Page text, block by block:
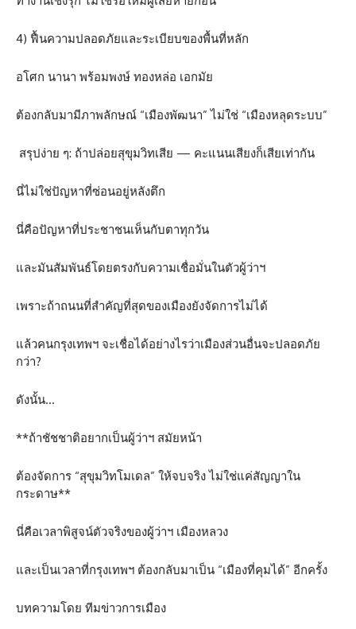
4) ฟื้นความปลอดภัยและระเบียบของพื้นที่หลัก
อโศก นานา พร้อมพงษ์ ทองหล่อ เอกมัย
ต้องกลับมามีภาพลักษณ์ “เมืองพัฒนา” ไม่ใช่ “เมืองหลุดระบบ”
สรุปง่าย ๆ: ถ้าปล่อยสุขุมวิทเสีย — คะแนนเสียงก็เสียเท่ากัน
นี่ไม่ใช่ปัญหาที่ซ่อนอยู่หลังตึก
นี่คือปัญหาที่ประชาชนเห็นกับตาทุกวัน
และมันสัมพันธ์โดยตรงกับความเชื่อมั่นในตัวผู้ว่าฯ
เพราะถ้าถนนที่สำคัญที่สุดของเมืองยังจัดการไม่ได้
แล้วคนกรุงเทพฯ จะเชื่อได้อย่างไรว่าเมืองส่วนอื่นจะปลอดภัย
กว่า?
ดังนั้น…
**ถ้าชัชชาติอยากเป็นผู้ว่าฯ สมัยหน้า
ต้องจัดการ “สุขุมวิทโมเดล” ให้จบจริง ไม่ใช่แค่สัญญาใน
กระดาษ**
นี่คือเวลาพิสูจน์ตัวจริงของผู้ว่าฯ เมืองหลวง
และเป็นเวลาที่กรุงเทพฯ ต้องกลับมาเป็น “เมืองที่คุมได้” อีกครั้ง
บทความโดย ทีมข่าวการเมือง